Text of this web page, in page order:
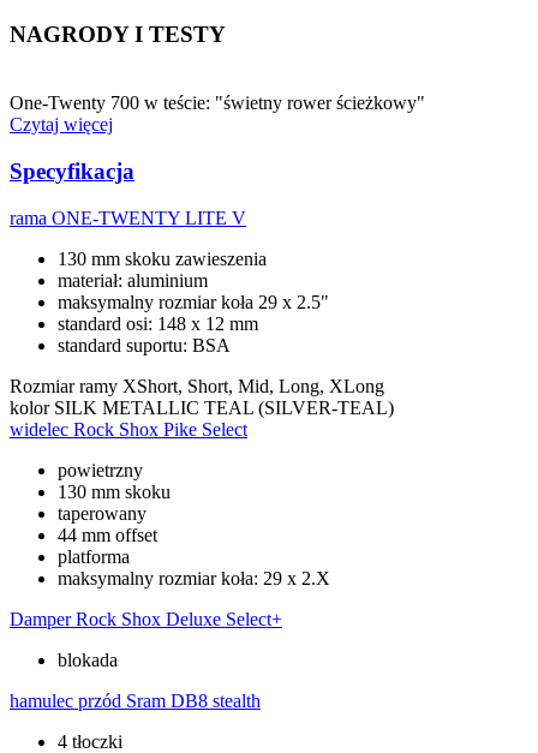
NAGRODY I TESTY
One-Twenty 700 w teście: "świetny rower ścieżkowy"
Czytaj więcej
Specyfikacja
rama ONE-TWENTY LITE V
130 mm skoku zawieszenia
materiał: aluminium
maksymalny rozmiar koła 29 x 2.5"
standard osi: 148 x 12 mm
standard suportu: BSA
Rozmiar ramy XShort, Short, Mid, Long, XLong
kolor SILK METALLIC TEAL (SILVER-TEAL)
widelec Rock Shox Pike Select
powietrzny
130 mm skoku
taperowany
44 mm offset
platforma
maksymalny rozmiar koła: 29 x 2.X
Damper Rock Shox Deluxe Select+
blokada
hamulec przód Sram DB8 stealth
4 tłoczki